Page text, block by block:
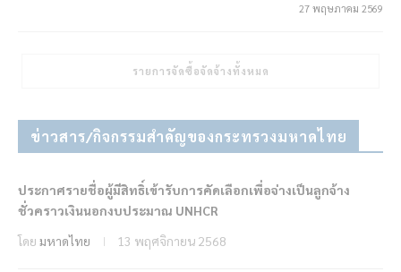
27 พฤษภาคม 2569
รายการจัดซื้อจัดจ้างทั้งหมด
ข่าวสาร/กิจกรรมสำคัญของกระทรวงมหาดไทย
ประกาศรายชื่อผู้มีสิทธิ์เข้ารับการคัดเลือกเพื่อจ่างเป็นลูกจ้าง
ชั่วคราวเงินนอกงบประมาณ UNHCR
โดย มหาดไทย 13 พฤศจิกายน 2568